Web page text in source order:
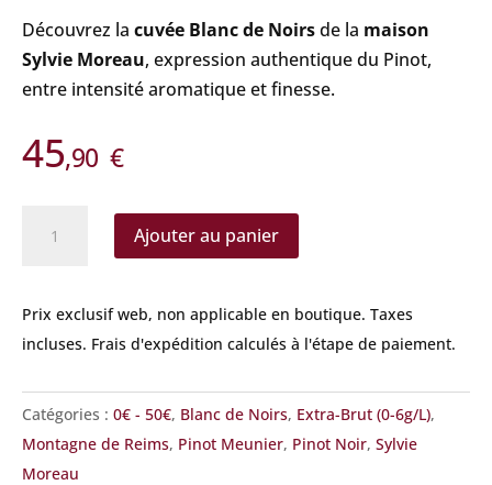
Découvrez la cuvée Blanc de Noirsde la maison
Sylvie Moreau, expression authentique du Pinot,
entre intensité aromatique et finesse.
45,90 €
Moreau
–
de
Noirs
Ajouter au panier
Prix exclusif web, non applicable en boutique. Taxes
incluses. Frais d'expédition calculés à l'étape de paiement.
Catégories : 0€ - 50€, Blanc de Noirs, Extra-Brut (0-6g/L),
Montagne de Reims, Pinot Meunier, Pinot Noir, Sylvie
Moreau